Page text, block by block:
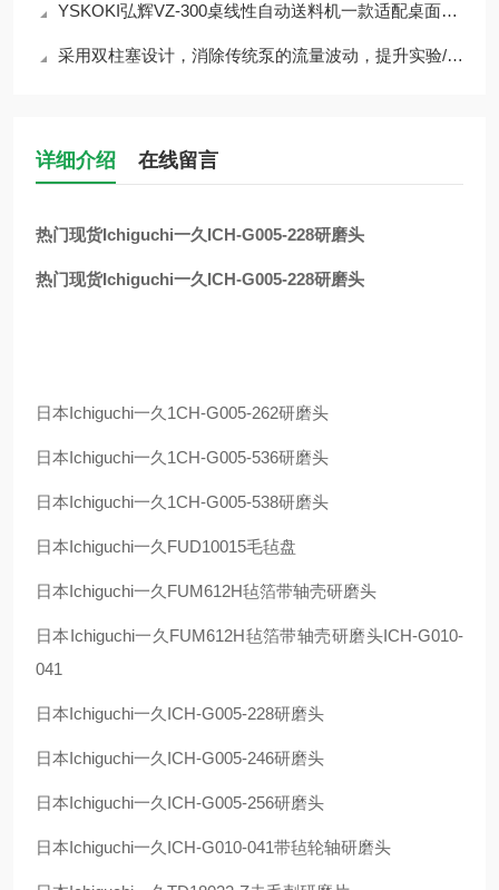
YSKOKI弘辉VZ-300桌线性自动送料机一款适配桌面级加工场景的半自动送料设备
采用双柱塞设计，消除传统泵的流量波动，提升实验/生产精度NP-CX-06
详细介绍 在线留言
热门现货Ichiguchi一久ICH-G005-228研磨头
热门现货Ichiguchi一久ICH-G005-228研磨头
日本Ichiguchi一久 1CH-G005-262研磨头
日本Ichiguchi一久 1CH-G005-536研磨头
日本Ichiguchi一久 1CH-G005-538研磨头
日本Ichiguchi一久 FUD10015毛毡盘
日本Ichiguchi一久 FUM612H毡箔带轴壳研磨头
日本Ichiguchi一久 FUM612H毡箔带轴壳研磨头ICH-G010-
041
日本Ichiguchi一久 ICH-G005-228研磨头
日本Ichiguchi一久 ICH-G005-246研磨头
日本Ichiguchi一久 ICH-G005-256研磨头
日本Ichiguchi一久 ICH-G010-041带毡轮轴研磨头